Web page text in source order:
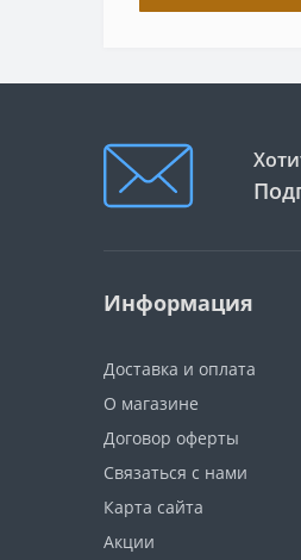
Информация
Доставка и оплата
О магазине
Договор оферты
Связаться с нами
Карта сайта
Акции